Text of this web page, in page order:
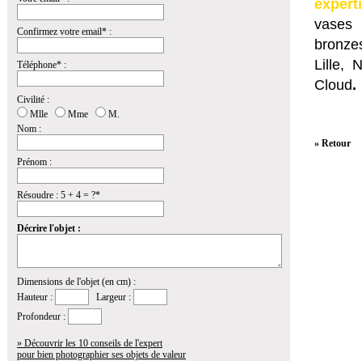
Confirmez votre email* :
Téléphone* :
Civilité :
Mlle
Mme
M.
Nom :
Prénom :
Résoudre : 5 + 4 = ?*
Décrire l'objet :
Dimensions de l'objet (en cm) :
Hauteur :
Largeur :
Profondeur :
» Découvrir les 10 conseils de l'expert
pour bien photographier ses objets de valeur
vases
Lille,
Cloud.
» Retour